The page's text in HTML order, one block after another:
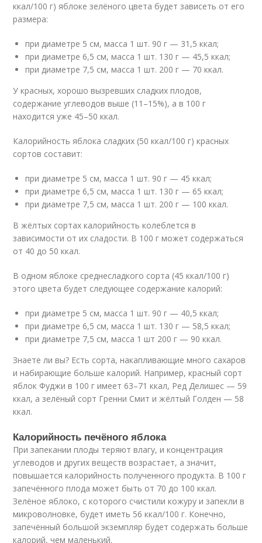
ккал/100 г) яблоке зелёного цвета будет зависеть от его
размера:
при диаметре 5 см, масса 1 шт. 90 г — 31,5 ккал;
при диаметре 6,5 см, масса 1 шт. 130 г — 45,5 ккал;
при диаметре 7,5 см, масса 1 шт. 200 г — 70 ккал.
У красных, хорошо вызревших сладких плодов,
содержание углеводов выше (11–15%), а в 100 г
находится уже 45–50 ккал.
Калорийность яблока сладких (50 ккал/100 г) красных
сортов составит:
при диаметре 5 см, масса 1 шт. 90 г — 45 ккал;
при диаметре 6,5 см, масса 1 шт. 130 г — 65 ккал;
при диаметре 7,5 см, масса 1 шт. 200 г — 100 ккал.
В жёлтых сортах калорийность колеблется в
зависимости от их сладости. В 100 г может содержаться
от 40 до 50 ккал.
В одном яблоке среднесладкого сорта (45 ккал/100 г)
этого цвета будет следующее содержание калорий:
при диаметре 5 см, масса 1 шт. 90 г — 40,5 ккал;
при диаметре 6,5 см, масса 1 шт. 130 г — 58,5 ккал;
при диаметре 7,5 см, масса 1 шт 200 г — 90 ккал.
Знаете ли вы? Есть сорта, накапливающие много сахаров
и набирающие больше калорий. Например, красный сорт
яблок Фуджи в 100 г имеет 63–71 ккал, Ред Делишес — 59
ккал, а зелёный сорт Гренни Смит и жёлтый Голден — 58
ккал.
Калорийность печёного яблока
При запекании плоды теряют влагу, и концентрация
углеводов и других веществ возрастает, а значит,
повышается калорийность полученного продукта. В 100 г
запечённого плода может быть от 70 до 100 ккал.
Зелёное яблоко, с которого счистили кожуру и запекли в
микроволновке, будет иметь 56 ккал/100 г. Конечно,
запечённый большой экземпляр будет содержать больше
калорий, чем маленький.